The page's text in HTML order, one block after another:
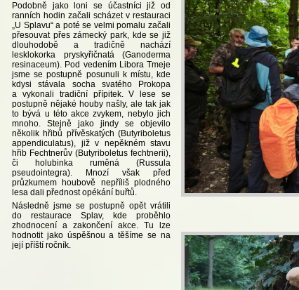
Podobně jako loni se účastníci již od
ranních hodin začali scházet v restauraci
„U Splavu“ a poté se velmi pomalu začali
přesouvat přes zámecký park, kde se již
dlouhodobě a tradičně nachází
lesklokorka pryskyřičnatá (Ganoderma
resinaceum). Pod vedením Libora Tmeje
jsme se postupně posunuli k místu, kde
kdysi stávala socha svatého Prokopa
a vykonali tradiční přípitek. V lese se
postupně nějaké houby našly, ale tak jak
to bývá u této akce zvykem, nebylo jich
mnoho. Stejně jako jindy se objevilo
několik hřibů přívěskatých (Butyriboletus
appendiculatus), již v nepěkném stavu
hřib Fechtnerův (Butyriboletus fechtnerii),
či holubinka ruměná (Russula
pseudointegra). Mnozí však před
průzkumem houbově nepříliš plodného
lesa dali přednost opékání buřtů.
Následně jsme se postupně opět vrátili
do restaurace Splav, kde proběhlo
zhodnocení a zakončení akce. Tu lze
hodnotit jako úspěšnou a těšíme se na
její příští ročník.